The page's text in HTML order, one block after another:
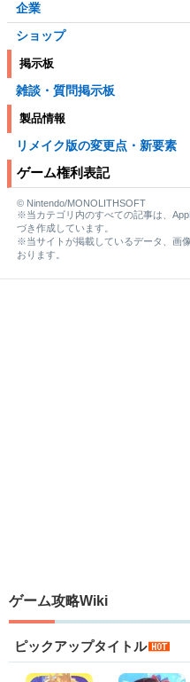
企業
ショップ
掲示板
雑談・質問掲示板
製品情報
リメイク版の変更点・新要素
ゲーム権利表記
© Nintendo/MONOLITHSOFT
※当カテゴリ内のすべての記事は、
づき作成しています。
※当サイトが掲載しているデータ、画
おります。
ゲーム攻略Wiki
ピックアップタイトル